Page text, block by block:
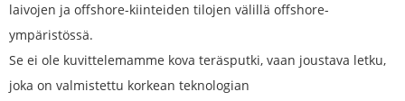
laivojen ja offshore-kiinteiden tilojen välillä offshore-
ympäristössä.
Se ei ole kuvittelemamme kova teräsputki, vaan joustava letku,
joka on valmistettu korkean teknologian